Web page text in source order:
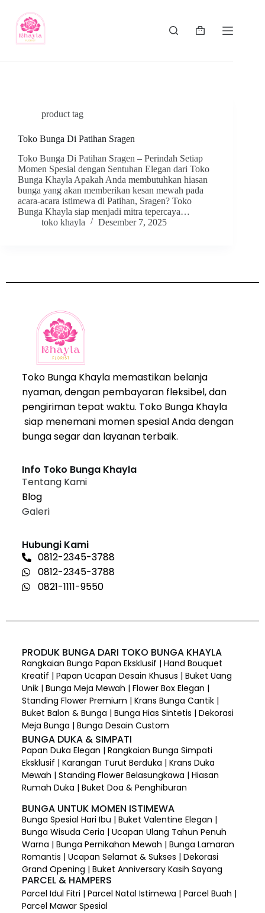
product tag
Toko Bunga Di Patihan Sragen
Toko Bunga Di Patihan Sragen – Perindah Setiap
Momen Spesial dengan Sentuhan Elegan dari Toko
Bunga Khayla Apakah Anda membutuhkan hiasan
bunga yang akan memberikan kesan mewah pada
acara-acara istimewa di Patihan, Sragen? Toko
Bunga Khayla siap menjadi mitra tepercaya…
toko khayla
Desember 7, 2025
Toko Bunga Khayla memastikan belanja
nyaman, dengan pembayaran fleksibel, dan
pengiriman tepat waktu. Toko Bunga Khayla
siap menemani momen spesial Anda dengan
bunga segar dan layanan terbaik.
Info Toko Bunga Khayla
Tentang Kami
Blog
Galeri
Hubungi Kami
0812-2345-3788
0812-2345-3788
0821-1111-9550
PRODUK BUNGA DARI TOKO BUNGA KHAYLA
Rangkaian Bunga Papan Eksklusif | Hand Bouquet
Kreatif | Papan Ucapan Desain Khusus | Buket Uang
Unik | Bunga Meja Mewah | Flower Box Elegan |
Standing Flower Premium | Krans Bunga Cantik |
Buket Balon & Bunga | Bunga Hias Sintetis | Dekorasi
Meja Bunga | Bunga Desain Custom
BUNGA DUKA & SIMPATI
Papan Duka Elegan | Rangkaian Bunga Simpati
Eksklusif | Karangan Turut Berduka | Krans Duka
Mewah | Standing Flower Belasungkawa | Hiasan
Rumah Duka | Buket Doa & Penghiburan
BUNGA UNTUK MOMEN ISTIMEWA
Bunga Spesial Hari Ibu | Buket Valentine Elegan |
Bunga Wisuda Ceria | Ucapan Ulang Tahun Penuh
Warna | Bunga Pernikahan Mewah | Bunga Lamaran
Romantis | Ucapan Selamat & Sukses | Dekorasi
Grand Opening | Buket Anniversary Kasih Sayang
PARCEL & HAMPERS
Parcel Idul Fitri | Parcel Natal Istimewa | Parcel Buah |
Parcel Mawar Spesial